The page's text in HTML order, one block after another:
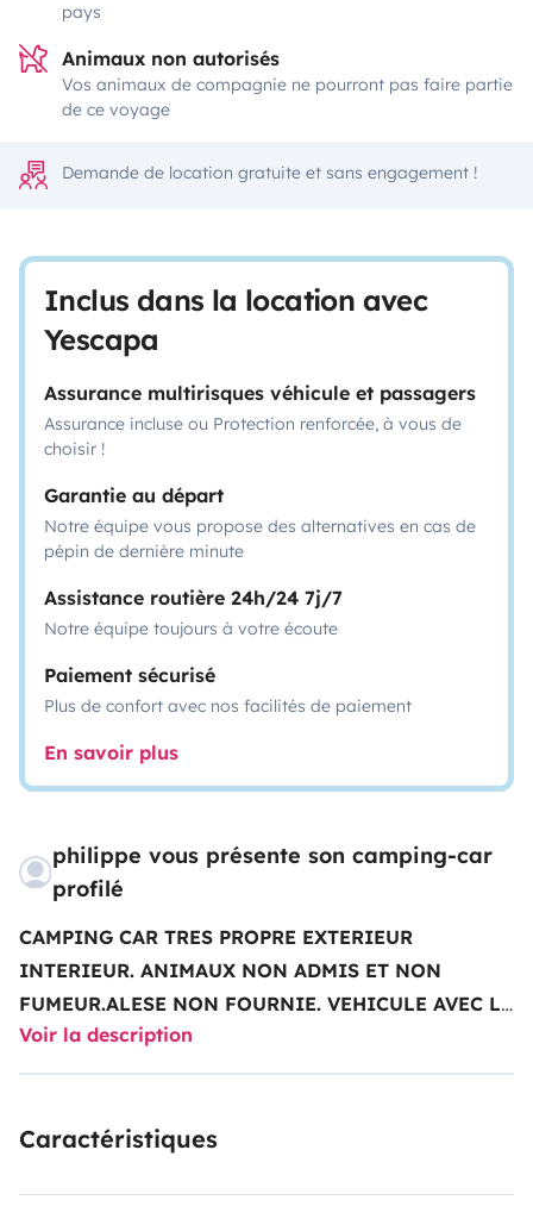
pays
Animaux non autorisés
Vos animaux de compagnie ne pourront pas faire partie
de ce voyage
Demande de location gratuite et sans engagement !
Inclus dans la location avec
Yescapa
Assurance multirisques véhicule et passagers
Assurance incluse ou Protection renforcée, à vous de
choisir !
Garantie au départ
Notre équipe vous propose des alternatives en cas de
pépin de dernière minute
Assistance routière 24h/24 7j/7
Notre équipe toujours à votre écoute
Paiement sécurisé
Plus de confort avec nos facilités de paiement
En savoir plus
philippe vous présente son camping-car
profilé
CAMPING CAR TRES PROPRE EXTERIEUR
INTERIEUR. ANIMAUX NON ADMIS ET NON
FUMEUR.ALESE NON FOURNIE. VEHICULE AVEC LE
PLEIN AU DEPART ET RESTITUE AVEC LE
PLEIN.PANNEAU SOLAIRE 100W.CONVERTISEUR
POUR PLUS DE LUMIERE.
Voir la description
Caractéristiques